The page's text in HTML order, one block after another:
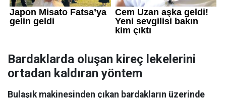
Bardaklarda oluşan kireç lekelerini
ortadan kaldıran yöntem
Bulaşık makinesinden çıkan bardakların üzerinde